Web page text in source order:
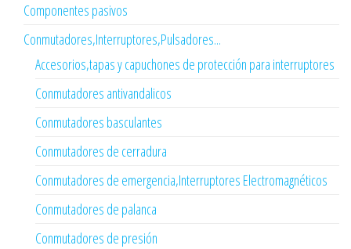
Componentes pasivos
Conmutadores,Interruptores,Pulsadores...
Accesorios,tapas y capuchones de protección para interruptores
Conmutadores antivandalicos
Conmutadores basculantes
Conmutadores de cerradura
Conmutadores de emergencia,Interruptores Electromagnéticos
Conmutadores de palanca
Conmutadores de presión